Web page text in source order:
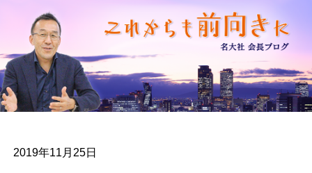
2019年11月25日